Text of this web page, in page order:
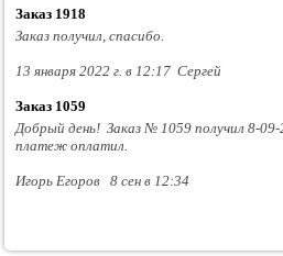
Заказ 1918
Заказ получил, спасибо.
13 января 2022 г. в 12:17 Сергей
Заказ 1059
Добрый день! Заказ № 1059 получил 8-
платеж оплатил.
Игорь Егоров 8 сен в 12:34